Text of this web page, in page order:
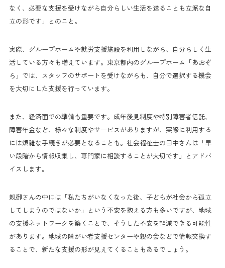
なく、必要な支援を受けながら自分らしい生活を送ることも立派な自
立の形です」とのこと。
実際、グループホームや就労支援施設を利用しながら、自分らしく生
活している方々も増えています。東京都内のグループホーム「あおぞ
ら」では、スタッフのサポートを受けながらも、自分で選択する機会
を大切にした支援を行っています。
また、経済面での準備も重要です。成年後見制度や特別障害者信託、
障害年金など、様々な制度やサービスがありますが、実際に利用する
には煩雑な手続きが必要となることも。社会福祉士の田中さんは「早
い段階から情報収集し、専門家に相談することが大切です」とアドバ
イスします。
親御さんの中には「私たちがいなくなった後、子どもが社会から孤立
してしまうのではないか」という不安を抱える方も多いですが、地域
の支援ネットワークを築くことで、そうした不安を軽減できる可能性
があります。地域の障がい者支援センターや親の会などで情報交換す
ることで、新たな支援の形が見えてくることもあるでしょう。